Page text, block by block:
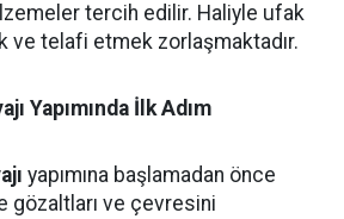
tercih edilir. Haliyle ufak
ve telafi etmek zorlaşmaktadır.
Yapımında İlk Adım
yapımına başlamadan önce
gözaltları ve çevresini